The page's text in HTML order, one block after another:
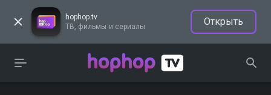
hophop.tv
ТВ, фильмы и сериалы
Открыть